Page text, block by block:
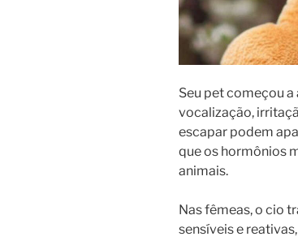
Seu pet começou
vocalização,
escapar podem
que os hormônios
animais.
Nas fêmeas, o cio
sensíveis e